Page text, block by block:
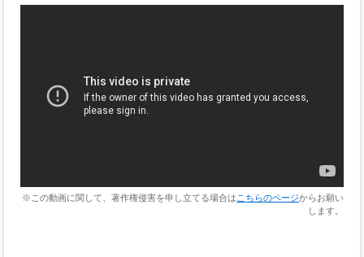
※この動画に関して、著作権侵害を申し立てる場合は こちらのページからお願い
します。